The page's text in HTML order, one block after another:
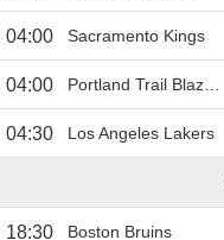
04:00 Sacramento Kings
04:00 Portland Trail Blazers
04:30 Los Angeles Lakers
18:30 Boston Bruins